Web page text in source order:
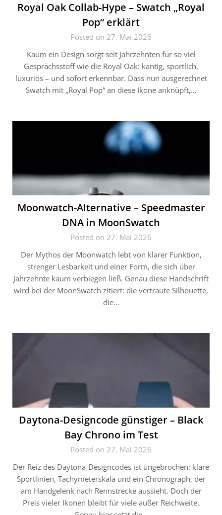
Royal Oak Collab-Hype – Swatch „Royal
Pop“ erklärt
Posted on 27. Mai 2026
Kaum ein Design sorgt seit Jahrzehnten für so viel
Gesprächsstoff wie die Royal Oak: kantig, sportlich,
luxuriös – und sofort erkennbar. Dass nun ausgerechnet
Swatch mit „Royal Pop“ an diese Ikone anknüpft,…
Moonwatch-Alternative – Speedmaster
DNA in MoonSwatch
Posted on 27. Mai 2026
Der Mythos der Moonwatch lebt von klarer Funktion,
strenger Lesbarkeit und einer Form, die sich über
Jahrzehnte kaum verbiegen ließ. Genau diese Handschrift
wird bei der MoonSwatch zitiert: die vertraute Silhouette,
die…
Daytona-Designcode günstiger – Black
Bay Chrono im Test
Posted on 27. Mai 2026
Der Reiz des Daytona-Designcodes ist ungebrochen: klare
Sportlinien, Tachymeterskala und ein Chronograph, der
am Handgelenk nach Rennstrecke aussieht. Doch der
Preis vieler Ikonen bleibt für viele außer Reichweite.